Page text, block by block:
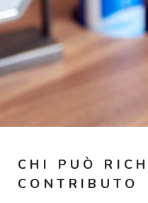
CHI PUÒ
CONTRIBUTO